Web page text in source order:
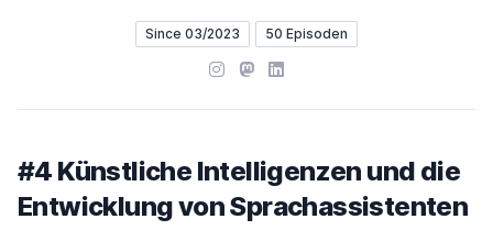
Since 03/2023 50 Episoden
Instagram
Mastodon
LinkedIn
#4 Künstliche Intelligenzen und die
Entwicklung von Sprachassistenten